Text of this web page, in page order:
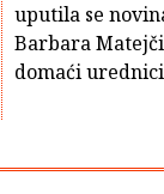
uputila se
Barbara
domaći urednici